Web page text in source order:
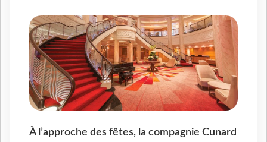
À l’approche des fêtes, la compagnie Cunard